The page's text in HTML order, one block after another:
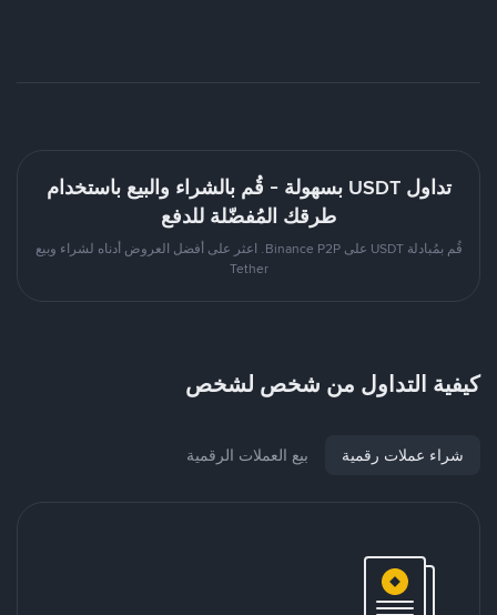
تداول USDT بسهولة - قُم بالشراء والبيع باستخدام
طرقك المُفضّلة للدفع
قُم بمُبادلة USDT على Binance P2P. اعثر على أفضل العروض أدناه لشراء وبيع
Tether
كيفية التداول من شخص لشخص
شراء عملات رقمية بيع العملات الرقمية